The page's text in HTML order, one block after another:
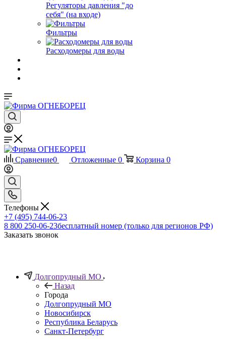
Регуляторы давления "до
себя" (на входе)
Фильтры
Расходомеры для воды
Сравнение0 Отложенные 0 Корзина 0
Телефоны
+7 (495) 744-06-23
8 800 250-06-23бесплатный номер (только для регионов РФ)
Заказать звонок
Долгопрудный МО
Назад
Города
Долгопрудный МО
Новосибирск
Республика Беларусь
Санкт-Петербург